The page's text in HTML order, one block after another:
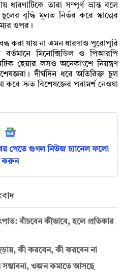
তারা সম্পূর্ণ ভ্রান্ত বলে
বৃদ্ধি মূলত নির্ভর করে স্কাল্পের
ওপর।
করা যায় না এমন ধারণাও পুরোপুরি
মিনোক্সিডিল ও পিআরপি
হেয়ার লসও অনেকাংশে নিয়ন্ত্রণ
দীর্ঘদিন ধরে অতিরিক্ত চুল
দ্রুত বিশেষজ্ঞের পরামর্শ নেওয়া
পেতে গুগল নিউজ চ্যানেল ফলো
করুন
বাঁচবেন কীভাবে, হলে প্রতিকার
কী করবেন, কী করবেন না
সম্ভাবনা, ওজন কমাতে আসছে